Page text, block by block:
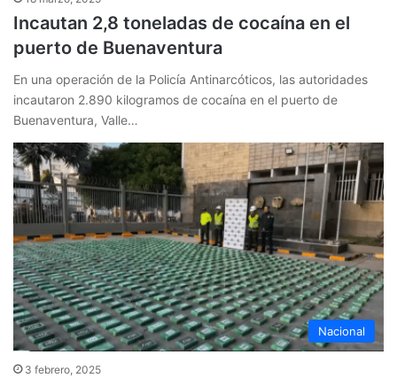
Incautan 2,8 toneladas de cocaína en el
puerto de Buenaventura
En una operación de la Policía Antinarcóticos, las autoridades
incautaron 2.890 kilogramos de cocaína en el puerto de
Buenaventura, Valle…
Nacional
3 febrero, 2025